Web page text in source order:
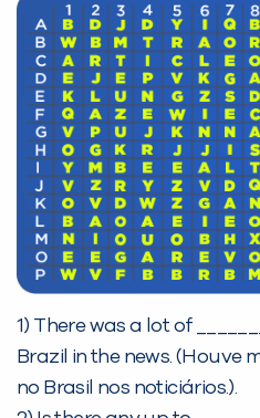
1) There was a lot of
Brazil in the news. (Houve
no Brasil nos noticiários.).
inFlux nesta
você
Preencha com
já vamos te
com